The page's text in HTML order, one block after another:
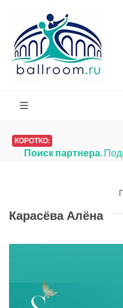
КОРОТКО:
Поиск партнера.
Карасёва Алёна